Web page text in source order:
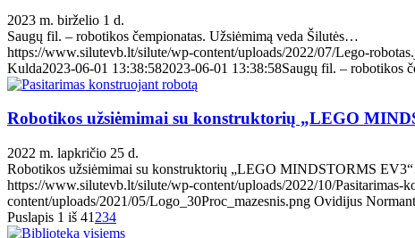
2023 m. birželio 1 d.
Saugų fil. – robotikos čempionatas. Užsiėmimą veda Šilutės…
https://www.silutevb.lt/silute/wp-content/uploads/2022/07/Lego-
Kulda2023-06-01 13:38:582023-06-01 13:38:58Saugų fil. – robotikos
Robotikos užsiėmimai su konstruktorių „LEGO
2022 m. lapkričio 25 d.
Robotikos užsiėmimai su konstruktorių „LEGO MINDSTORMS
https://www.silutevb.lt/silute/wp-content/uploads/2022/10/Pasitarimas-
content/uploads/2021/05/Logo_30Proc_mazesnis.png Ovidijus
Puslapis 1 iš 41 234